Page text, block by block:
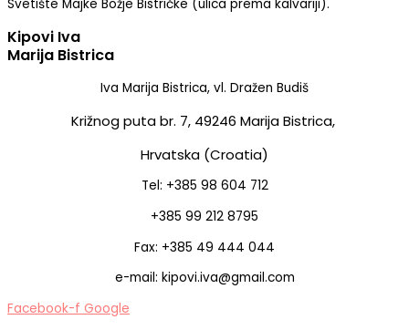
Svetište Majke Božje Bistričke (ulica prema kalvariji).
Kipovi Iva
Marija Bistrica
Iva Marija Bistrica, vl. Dražen Budiš
Križnog puta br. 7, 49246 Marija Bistrica,
Hrvatska (Croatia)
Tel: +385 98 604 712
+385 99 212 8795
Fax: +385 49 444 044
e-mail: kipovi.iva@gmail.com
Facebook-f Google